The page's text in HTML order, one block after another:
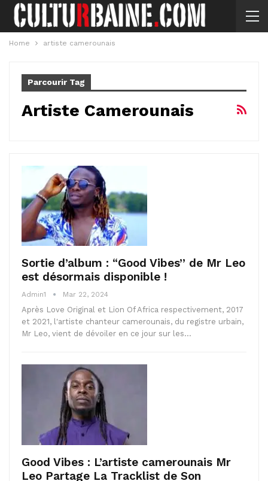
Home artiste camerounais
Parcourir Tag
Artiste Camerounais
Sortie d’album : “Good Vibes” de Mr Leo
est désormais disponible !
Admin1 Mar 22, 2024
Après Love Original et Lion Of Africa respectivement, 2017
et 2021, l'artiste chanteur camerounais, du registre urbain,
Mr Leo, vient de dévoiler en ce jour sur les…
Good Vibes : L’artiste camerounais Mr
Leo Partage La Tracklist de Son